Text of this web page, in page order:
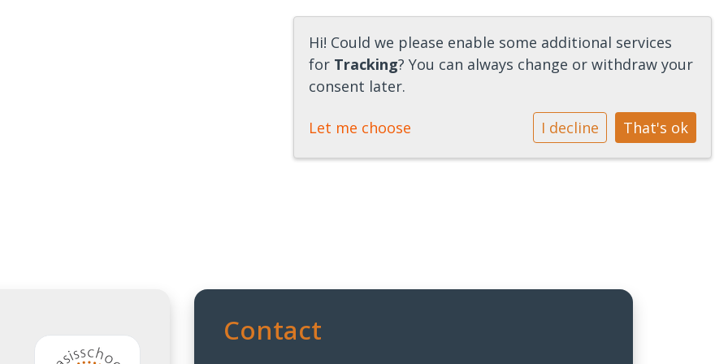
Contact
Hi! Could we please enable some additional services
for Tracking? You can always change or withdraw your
consent later.
Let me choose I decline That's ok